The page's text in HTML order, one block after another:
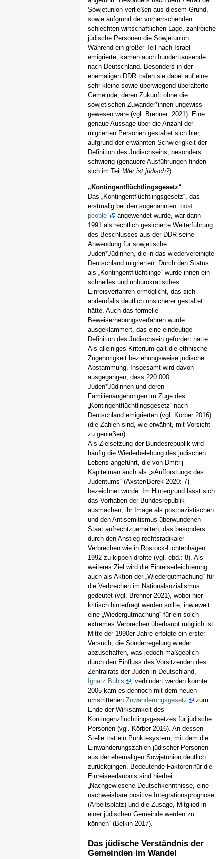
Sowjetunion verließen aus diesem Grund,
sowie aufgrund der vorherrschenden
schlechten wirtschaftlichen Lage, zahlreiche
jüdische Personen die Sowjetunion.
Während ein großer Teil nach Israel
emigrierte, kamen auch hunderttausende
nach Deutschland. Besonders in der
ehemaligen DDR trafen sie dabei auf eine
sehr kleine sowie überwiegend überalterte
Gemeinde, deren Zukunft ohne die
sowjetischen Zuwander*innen ungewiss
gewesen wäre (vgl. Brenner: 2021). Eine
genaue Aussage über die Anzahl der
migrierten Personen gestaltet sich hier,
aufgrund der erwähnten Schwierigkeit der
Definition des Jüdischseins, besonders
schwierig (genauere Ausführungen finden
sich im Teil Wer ist jüdisch?).
„Kontingentflüchtlingsgesetz“
Das „Kontingentflüchtlingsgesetz“, das
erstmalig bei den sogenannten „boat
people“
angewendet wurde, war dann
1991 als rechtlich gesicherte Weiterführung
des Beschlusses aus der DDR seine
Anwendung für sowjetische
Juden*Jüdinnen, die in das wiedervereinigte
Deutschland migrierten. Durch den Status
als „Kontingentflüchtlinge“ wurde ihnen ein
schnelles und unbürokratisches
Einreisverfahren ermöglicht, das sich
andernfalls deutlich unsicherer gestaltet
hätte. Auch das formelle
Beweiserhebungsverfahren wurde
ausgeklammert, das eine eindeutige
Definition des Jüdischsein gefordert hätte.
Als alleiniges Kriterium galt die ethnische
Zugehörigkeit beziehungsweise jüdische
Abstammung. Insgesamt wird davon
ausgegangen, dass 220.000
Juden*Jüdinnen und deren
Familienangehörigen im Zuge des
„Kontingentflüchtlingsgesetz“ nach
Deutschland emigrierten (vgl. Körber 2016)
(die Zahlen sind, wie erwähnt, mit Vorsicht
zu genießen).
Als Zielsetzung der Bundesrepublik wird
häufig die Wiederbelebung des jüdischen
Lebens angeführt, die von Dmitrij
Kapitelman auch als „»Aufforstung« des
Judentums“ (Axster/Berek 2020: 7)
bezeichnet wurde. Im Hintergrund lässt sich
das Vorhaben der Bundesrepublik
ausmachen, ihr Image als postnazistischen
und den Antisemitismus überwundenen
Staat aufrechtzuerhalten, das besonders
durch den Anstieg rechtsradikaler
Verbrechen wie in Rostock-Lichtenhagen
1992 zu kippen drohte (vgl. ebd.: 8). Als
weiteres Ziel wird die Einreiserleichterung
auch als Aktion der „Wiedergutmachung“ für
die Verbrechen im Nationalsozialismus
gedeutet (vgl. Brenner 2021), wobei hier
kritisch hinterfragt werden sollte, inwieweit
eine „Wiedergutmachung“ für ein solch
extremes Verbrechen überhaupt möglich ist.
Mitte der 1990er Jahre erfolgte ein erster
Versuch, die Sonderregelung wieder
abzuschaffen, was jedoch maßgeblich
durch den Einfluss des Vorsitzenden des
Zentralrats der Juden in Deutschland,
Ignatz Bubis
, verhindert werden konnte.
2005 kam es dennoch mit dem neuen
umstrittenen Zuwanderungsgesetz
zum
Ende der Wirksamkeit des
Kontingenzflüchtlingsgesetzes für jüdische
Personen (vgl. Körber 2016). An dessen
Stelle trat ein Punktesystem, mit dem die
Einwanderungszahlen jüdischer Personen
aus der ehemaligen Sowjetunion deutlich
zurückgingen. Bedeutende Faktoren für die
Einreiseerlaubnis sind hierbei
„Nachgewiesene Deutschkenntnisse, eine
nachweisbare positive Integrationsprognose
(Arbeitsplatz) und die Zusage, Mitglied in
einer jüdischen Gemeinde werden zu
können“ (Belkin 2017).
Das jüdische Verständnis der
Gemeinden im Wandel